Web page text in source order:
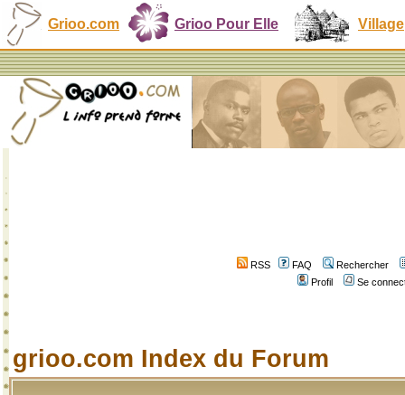
Grioo.com Grioo Pour Elle Village
RSS FAQ
Rechercher
Profil
Se
grioo.com Index du Forum